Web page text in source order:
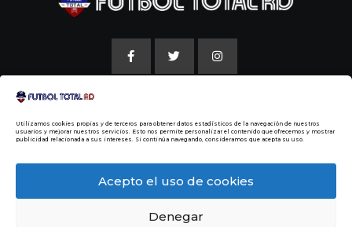
Utilizamos cookies propias y de terceros para obtener datos estadísticos de la navegación de nuestros
usuarios y mejorar nuestros servicios. Esto nos permite personalizar el contenido que ofrecemos y mostrar
publicidad relacionada a sus intereses. Si continúa navegando, consideramos que acepta su uso.
Acepto el uso de cookies
Denegar
POLITICAS DE COOKIE